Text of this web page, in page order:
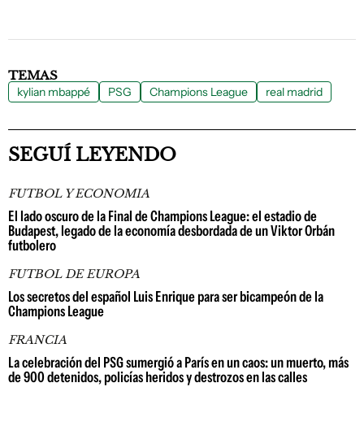
TEMAS
kylian mbappé PSG Champions League real madrid
SEGUÍ LEYENDO
FUTBOL Y ECONOMIA
El lado oscuro de la Final de Champions League: el estadio de
Budapest, legado de la economía desbordada de un Viktor Orbán
futbolero
FUTBOL DE EUROPA
Los secretos del español Luis Enrique para ser bicampeón de la
Champions League
FRANCIA
La celebración del PSG sumergió a París en un caos: un muerto, más
de 900 detenidos, policías heridos y destrozos en las calles